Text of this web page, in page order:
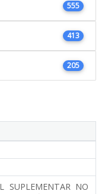
555
413
205
SUPLEMENTAR NO